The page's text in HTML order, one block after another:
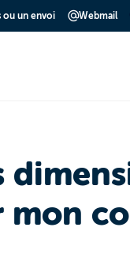
ou un envoi Webmail
mon